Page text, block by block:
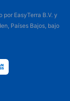
EasyTerra B.V. y
Países Bajos, bajo